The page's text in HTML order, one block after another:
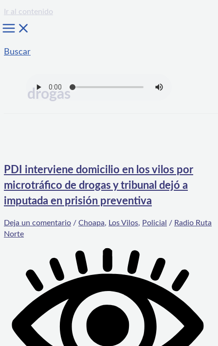
Ir al contenido
Buscar
drogas
PDI interviene domicilio en los vilos por
microtráfico de drogas y tribunal dejó a
imputada en prisión preventiva
Deja un comentario / Choapa, Los Vilos, Policial / Radio Ruta
Norte